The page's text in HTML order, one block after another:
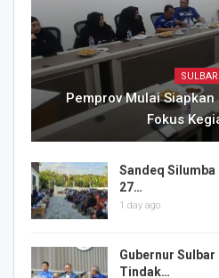
SULBAR
Pemprov Mulai Siapkan
Fokus
Sandeq Silumba
27…
1 day ago
Gubernur
Tindak…